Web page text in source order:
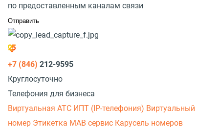
по предоставленным каналам связи
+7 (846) 212-9595
Круглосуточно
Телефония для бизнеса
Виртуальная АТС ИПТ (IP-телефония) Виртуальный
номер Этикетка МАВ сервис Карусель номеров